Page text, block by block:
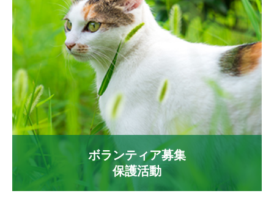
ボランティア募集
保護活動